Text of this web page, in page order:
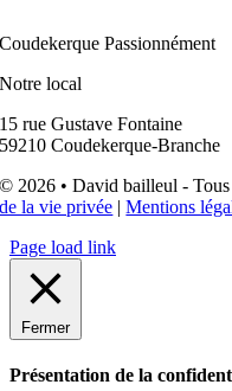
Coudekerque Passionnément
Notre local
15 rue Gustave Fontaine
59210 Coudekerque-Branche
© 2026 • David bailleul -
de la vie privée |Mentions
Page load link
Fermer
Présentation de la